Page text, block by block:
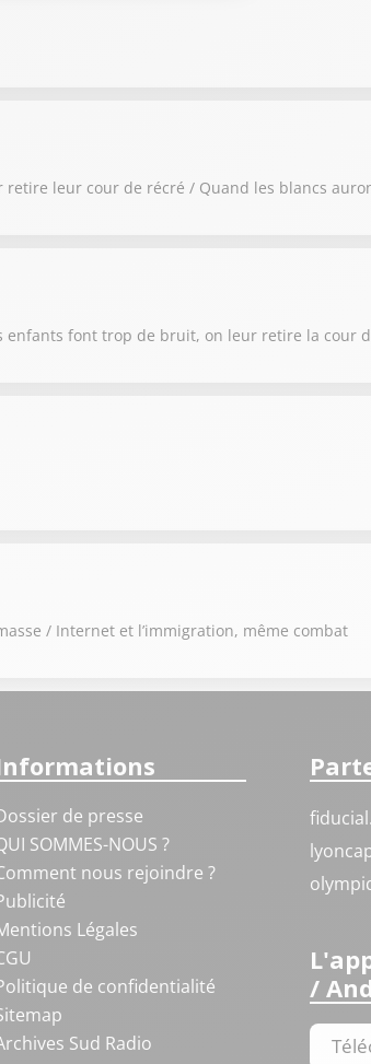
retire leur cour de récré / Quand les blancs
enfants font trop de bruit, on leur retire la cour
/ Internet et l’immigration, même combat
de presse
SOMMES-NOUS ?
nous rejoindre ?
Légales
de confidentialité
Sud Radio
/